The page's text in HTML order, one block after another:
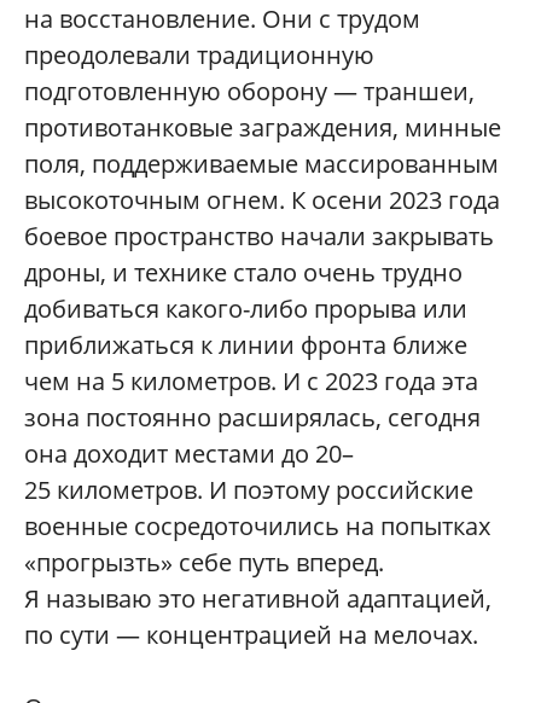
на восстановление. Они с трудом
преодолевали традиционную
подготовленную оборону — траншеи,
противотанковые заграждения, минные
поля, поддерживаемые массированным
высокоточным огнем. К осени 2023 года
боевое пространство начали закрывать
дроны, и технике стало очень трудно
добиваться какого-либо прорыва или
приближаться к линии фронта ближе
чем на 5 километров. И с 2023 года эта
зона постоянно расширялась, сегодня
она доходит местами до 20–
25 километров. И поэтому российские
военные сосредоточились на попытках
«прогрызть» себе путь вперед.
Я называю это негативной адаптацией,
по сути — концентрацией на мелочах.